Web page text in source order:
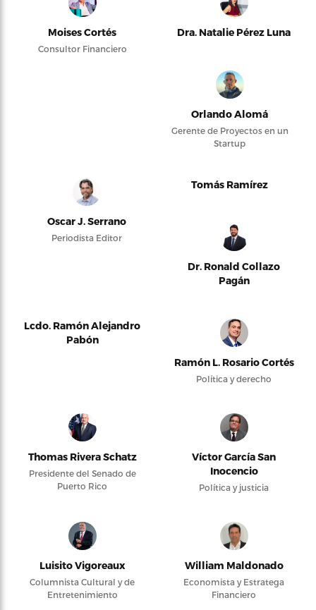
Moises Cortés
Consultor Financiero
Dra. Natalie Pérez Luna
Orlando Alomá
Gerente de Proyectos en un
Startup
Oscar J. Serrano
Periodista Editor
Tomás Ramírez
Dr. Ronald Collazo
Pagán
Lcdo. Ramón Alejandro
Pabón
Ramón L. Rosario Cortés
Política y derecho
Thomas Rivera Schatz
Presidente del Senado de
Puerto Rico
Víctor García San
Inocencio
Política y justicia
Luisito Vigoreaux
Columnista Cultural y de
Entretenimiento
William Maldonado
Economista y Estratega
Financiero